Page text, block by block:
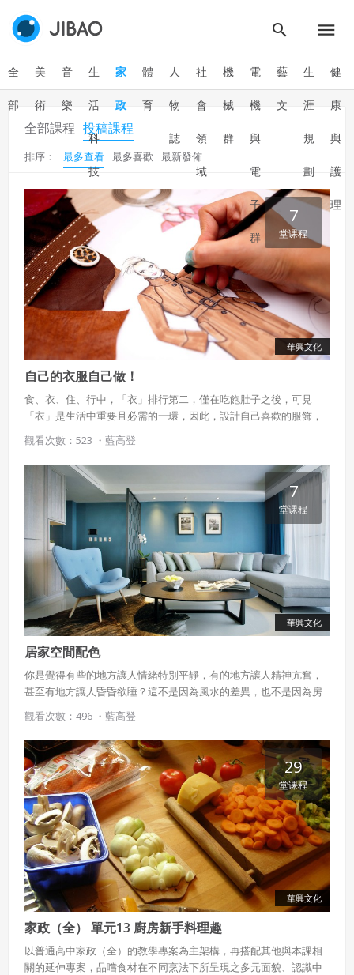
全
部
美
術
音
樂
生
活
科
技
家
政
體
育
人
物
誌
社
會
領
域
機
械
群
電
機
與
電
子
群
藝
文
生
涯
規
劃
健
康
與
護
理
全部課程 投稿課程
排序： 最多查看 最多喜歡 最新發佈
華興文化
7
堂课程
自己的衣服自己做！
食、衣、住、行中，「衣」排行第二，僅在吃飽肚子之後，可見
「衣」是生活中重要且必需的一環，因此，設計自己喜歡的服飾，
進而彰顯自己獨特的氣質，也是在忙碌生活中放鬆身心的好方法。
本課程不但介紹了各式布料與縫紉的技巧，更從業界的角度介紹時
裝的設計與製作流程，讓我們從不同的面向對服裝有更多的了解。
觀看次數：523 ・ 藍高登
華興文化
7
堂课程
居家空間配色
你是覺得有些的地方讓人情緒特別平靜，有的地方讓人精神亢奮，
甚至有地方讓人昏昏欲睡？這不是因為風水的差異，也不是因為房
間裡放了甚麼寶物，其實這是因為室內配色的差異。由於色彩對生
理、心理的影響，許多辦公場所、醫院、公共空間，都開始注重色
彩的配色，本課程讓您一窺色彩與空間的關聯，或許您也可以為自
己的房間重新規劃不同的色彩！
觀看次數：496 ・ 藍高登
華興文化
29
堂课程
家政（全） 單元13 廚房新手料理趣
以普通高中家政（全）的教學專案為主架構，再搭配其他與本課相
關的延伸專案，品嚐食材在不同烹法下所呈現之多元面貌、認識中